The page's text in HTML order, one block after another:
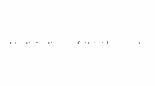
L’anticipation se fait évidemment